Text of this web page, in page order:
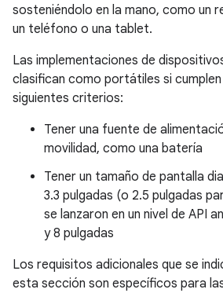
sosteniéndolo en la mano, como un
un teléfono o una tablet.
Las implementaciones de
clasifican como portátiles si
siguientes criterios:
Tener una fuente de
movilidad, como una batería
Tener un tamaño de pantalla
3.3 pulgadas (o 2.5 pulgadas
se lanzaron en un nivel de API
y 8 pulgadas
Los requisitos adicionales que se
esta sección son específicos para